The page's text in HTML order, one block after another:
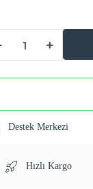
Destek Merkezi
Hızlı Kargo